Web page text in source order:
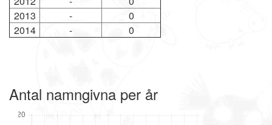
2013
-
0
2014
- 0
Antal namngivna per år